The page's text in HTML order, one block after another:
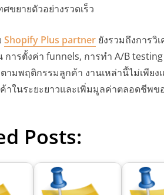
ศขยายตัวอย่างรวดเร็ว
Shopify Plus partner ยังรวมถึงการวิ
การตั้งค่า funnels, การทำ A/B
ตามพฤติกรรมลูกค้า งานเหล่านี้ไม่เพีย
ในระยะยาวและเพิ่มมูลค่าตลอดชีพขอ
Posts: